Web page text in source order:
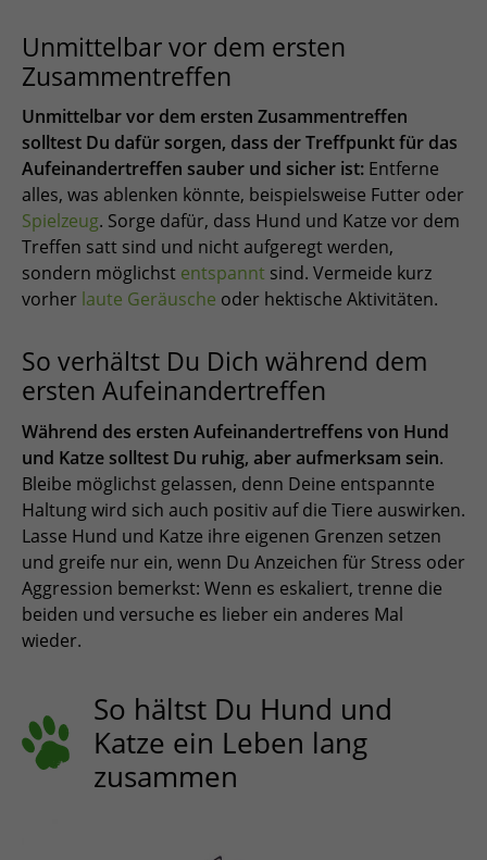
Unmittelbar vor dem ersten
Zusammentreffen
Unmittelbar vor dem ersten Zusammentreffen
solltest Du dafür sorgen, dass der Treffpunkt für das
Aufeinandertreffen sauber und sicher ist: Entferne
alles, was ablenken könnte, beispielsweise Futter oder
Spielzeug. Sorge dafür, dass Hund und Katze vor dem
Treffen satt sind und nicht aufgeregt werden,
sondern möglichst entspannt sind. Vermeide kurz
vorher laute Geräusche oder hektische Aktivitäten.
So verhältst Du Dich während dem
ersten Aufeinandertreffen
Während des ersten Aufeinandertreffens von Hund
und Katze solltest Du ruhig, aber aufmerksam sein.
Bleibe möglichst gelassen, denn Deine entspannte
Haltung wird sich auch positiv auf die Tiere auswirken.
Lasse Hund und Katze ihre eigenen Grenzen setzen
und greife nur ein, wenn Du Anzeichen für Stress oder
Aggression bemerkst: Wenn es eskaliert, trenne die
beiden und versuche es lieber ein anderes Mal
wieder.
So hältst Du Hund und
Katze ein Leben lang
zusammen